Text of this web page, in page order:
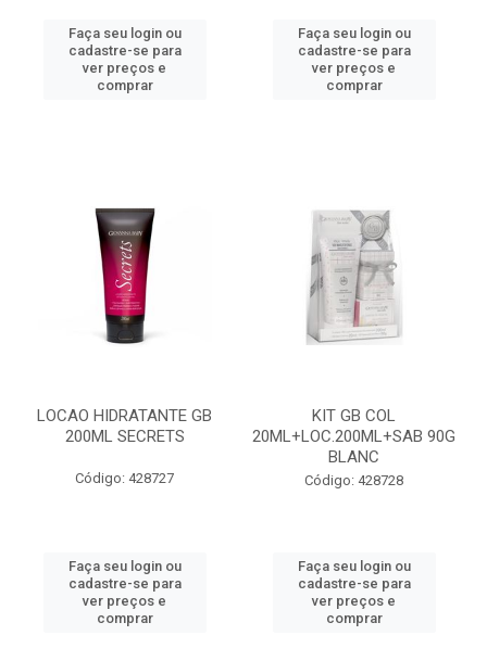
Faça seu login ou
cadastre-se para
ver preços e
comprar
Faça seu login ou
cadastre-se para
ver preços e
comprar
LOCAO HIDRATANTE GB
200ML SECRETS
Código: 428727
Faça seu login ou
cadastre-se para
ver preços e
comprar
KIT GB COL
20ML+LOC.200ML+SAB 90G
BLANC
Código: 428728
Faça seu login ou
cadastre-se para
ver preços e
comprar